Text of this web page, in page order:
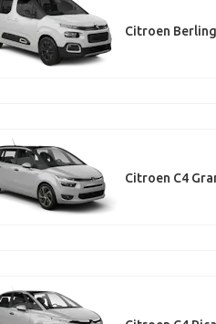
Citroen
Citroen C4